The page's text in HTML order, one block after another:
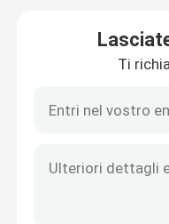
Batteria del
Batteria del
Escavatore Battery
Ti